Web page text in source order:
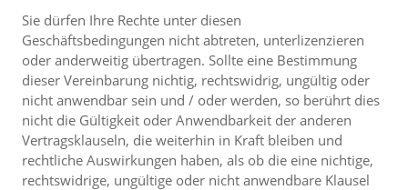
Sie dürfen Ihre Rechte unter diesen
Geschäftsbedingungen nicht abtreten, unterlizenzieren
oder anderweitig übertragen. Sollte eine Bestimmung
dieser Vereinbarung nichtig, rechtswidrig, ungültig oder
nicht anwendbar sein und / oder werden, so berührt dies
nicht die Gültigkeit oder Anwendbarkeit der anderen
Vertragsklauseln, die weiterhin in Kraft bleiben und
rechtliche Auswirkungen haben, als ob die eine nichtige,
rechtswidrige, ungültige oder nicht anwendbare Klausel